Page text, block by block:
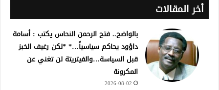
أخر المقالات
بالواضح.. فتح الرحمن النحاس يكتب : أسامة
داؤود يحاكم سياسياً…* *لكن رغيف الخبز
قبل السياسة…والفيتريتة لن تغني عن
المكرونة
2026-08-02